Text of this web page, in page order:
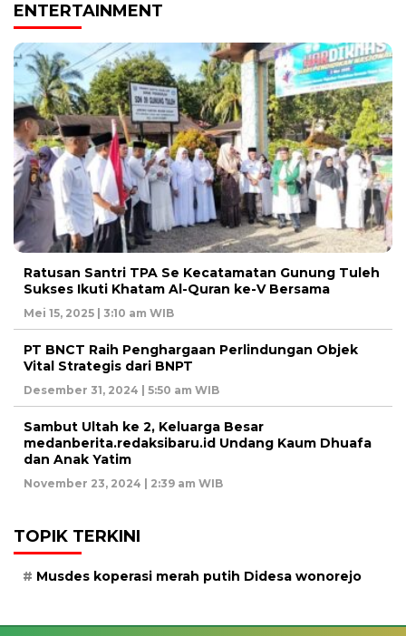
ENTERTAINMENT
Ratusan Santri TPA Se Kecatamatan Gunung Tuleh
Sukses Ikuti Khatam Al-Quran ke-V Bersama
Mei 15, 2025 | 3:10 am WIB
PT BNCT Raih Penghargaan Perlindungan Objek
Vital Strategis dari BNPT
Desember 31, 2024 | 5:50 am WIB
Sambut Ultah ke 2, Keluarga Besar
medanberita.redaksibaru.id Undang Kaum Dhuafa
dan Anak Yatim
November 23, 2024 | 2:39 am WIB
TOPIK TERKINI
Musdes koperasi merah putih Didesa wonorejo